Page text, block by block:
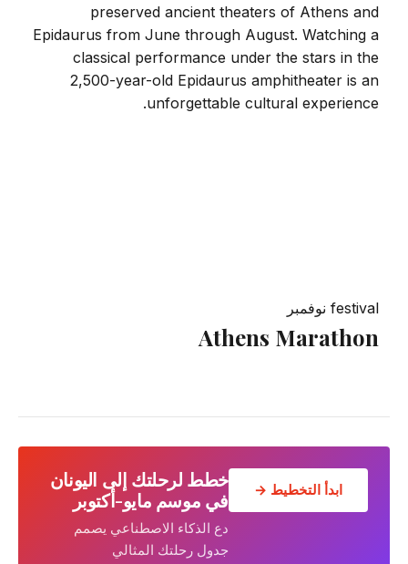
preserved ancient theaters of Athens and
Epidaurus from June through August. Watching a
classical performance under the stars in the
2,500-year-old Epidaurus amphitheater is an
unforgettable cultural experience.
festival نوفمبر
Athens Marathon
خطط لرحلتك إلى اليونان
في موسم مايو-أكتوبر
دع الذكاء الاصطناعي يصمم
جدول رحلتك المثالي
ابدأ التخطيط →